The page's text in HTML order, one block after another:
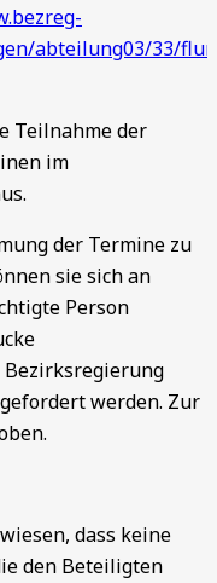
abteilung03/33/
Teilnahme der
im
der Termine zu
sie sich an
Person
werden. Zur
dass keine
den Beteiligten